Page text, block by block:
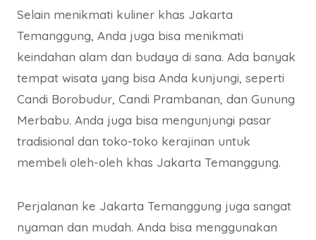
Selain menikmati kuliner khas Jakarta
Temanggung, Anda juga bisa menikmati
keindahan alam dan budaya di sana. Ada banyak
tempat wisata yang bisa Anda kunjungi, seperti
Candi Borobudur, Candi Prambanan, dan Gunung
Merbabu. Anda juga bisa mengunjungi pasar
tradisional dan toko-toko kerajinan untuk
membeli oleh-oleh khas Jakarta Temanggung.
Perjalanan ke Jakarta Temanggung juga sangat
nyaman dan mudah. Anda bisa menggunakan